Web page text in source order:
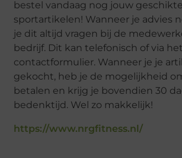
bestel vandaag nog jouw geschikte
sportartikelen! Wanneer je advies
je dit altijd vragen bij de
bedrijf. Dit kan telefonisch of via het
contactformulier. Wanneer je je
gekocht, heb je de mogelijkheid
betalen en krijg je bovendien 30
bedenktijd. Wel zo makkelijk!
https://www.nrgfitness.nl/